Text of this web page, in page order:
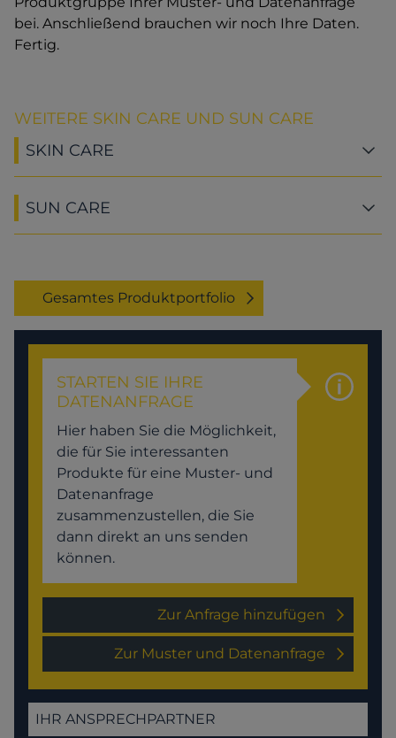
bei. Anschließend brauchen wir noch Ihre Daten.
Fertig.
WEITERE SKIN CARE UND SUN CARE
SKIN CARE
SUN CARE
Gesamtes Produktportfolio
STARTEN SIE IHRE
DATENANFRAGE
Hier haben Sie die Möglichkeit,
die für Sie interessanten
Produkte für eine Muster- und
Datenanfrage
zusammenzustellen, die Sie
dann direkt an uns senden
können.
Zur Anfrage hinzufügen
Zur Muster und Datenanfrage
IHR ANSPRECHPARTNER